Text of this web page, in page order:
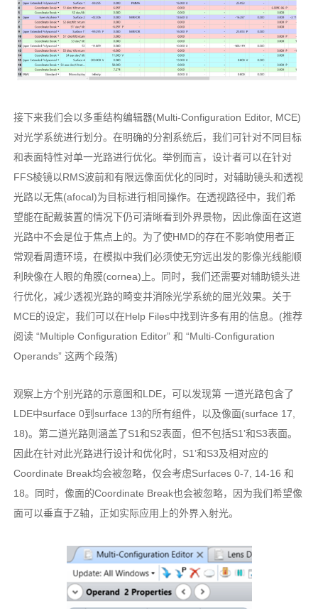
接下来我们会以多重结构编辑器(Multi-Configuration Editor, MCE)
对光学系统进行划分。在明确的分割系统后，我们可针对不同目标
和表面特性对单一光路进行优化。举例而言，设计者可以在针对
FFS棱镜以RMS波前和有限远像面优化的同时，对辅助镜头和透视
光路以无焦(afocal)为目标进行相同操作。在透视路径中，我们希
望能在配戴装置的情况下仍可清晰看到外界景物，因此像面在这道
光路中不会是位于焦点上的。为了使HMD的存在不影响使用者正
常观看周遭环境，在模拟中我们必须使无穷远出发的影像光线能顺
利映像在人眼的角膜(cornea)上。同时，我们还需要对辅助镜头进
行优化，减少透视光路的畸变并消除光学系统的屈光效果。关于
MCE的设定，我们可以在Help Files中找到许多有用的信息。(推荐
阅读 “Multiple Configuration Editor” 和 “Multi-Configuration
Operands” 这两个段落)
观察上方个别光路的示意图和LDE，可以发现第 一道光路包含了
LDE中surface 0到surface 13的所有组件，以及像面(surface 17,
18)。第二道光路则涵盖了S1和S2表面，但不包括S1’和S3表面。
因此在针对此光路进行设计和优化时，S1’和S3及相对应的
Coordinate Break均会被忽略，仅会考虑Surfaces 0-7, 14-16 和
18。同时，像面的Coordinate Break也会被忽略，因为我们希望像
面可以垂直于Z轴，正如实际应用上的外界入射光。